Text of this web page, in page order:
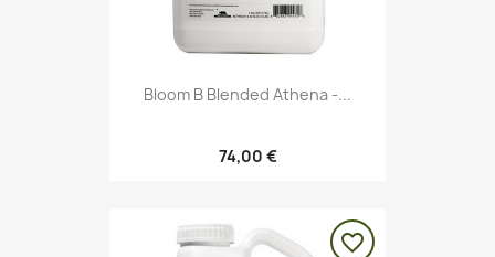
Bloom B Blended Athena -...
74,00 €
favorite_border